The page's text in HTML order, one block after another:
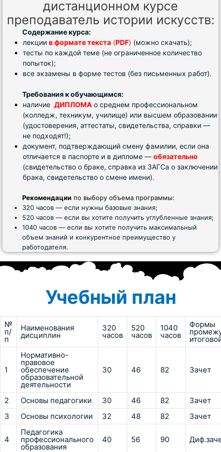
дистанционном курсе
преподаватель истории искусств:
Содержание курса:
лекции в формате текста (PDF) (можно скачать);
тесты по каждой теме (не ограниченное количество
попыток);
все экзамены в форме тестов (без письменных работ).
Требования к обучающимся:
наличие ДИПЛОМА о среднем профессиональном
(колледж, техникум, училище) или высшем образовании
(удостоверения, аттестаты, свидетельства, справки —
не подходят!);
документ, подтверждающий смену фамилии, если она
отличается в паспорте и в дипломе — обязательно
(свидетельство о браке, справка из ЗАГСа о заключении
брака, свидетельство о смене имени).
Рекомендации по выбору объема программы:
320 часов — если нужны базовые знания;
520 часов — если вы хотите получить углубленные знания;
1040 часов — если вы хотите получить максимальный
объем знаний и конкурентное преимущество у
работодателя.
Учебный план
№
п/
п
Наименования
дисциплин
320
часов
520
часов
1040
часов
Формы
1
Нормативно-
правовое
обеспечение
образовательной
деятельности
30 46 82 Зачет
2 Основы педагогики 30 46 82
Зачет
3
Основы психологии 32 48 82 Зачет
4
Педагогика
профессионального
образования
40 56 90